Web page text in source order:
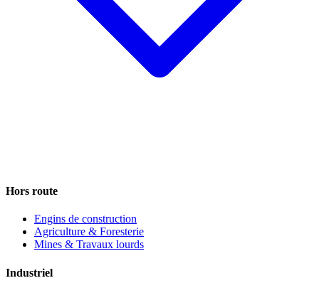
Hors route
Engins de construction
Agriculture & Foresterie
Mines & Travaux lourds
Industriel